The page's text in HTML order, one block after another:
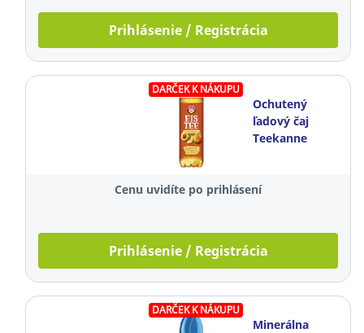
Prihlásenie / Registrácia
DARČEK K NÁKUPU
Ochutený
ľadový čaj
Teekanne
balenie 6
Cenu uvidíte po prihlásení
Prihlásenie / Registrácia
DARČEK K NÁKUPU
Minerálna